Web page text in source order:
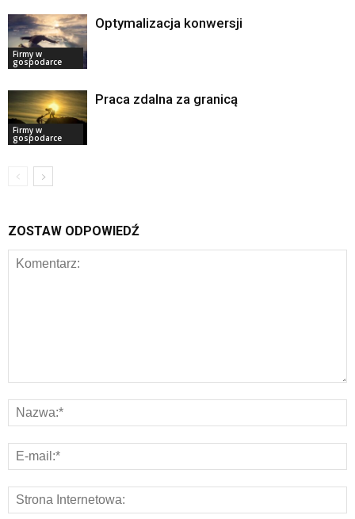
Firmy w
gospodarce
Optymalizacja konwersji
Firmy w
gospodarce
Praca zdalna za granicą
ZOSTAW ODPOWIEDŹ